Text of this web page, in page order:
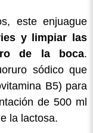
este enjuague
y limpiar las
de la boca.
sódico que
B5) para
de 500 ml
la lactosa.